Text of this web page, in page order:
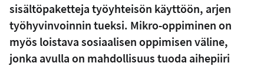
sisältöpaketteja työyhteisön käyttöön, arjen
työhyvinvoinnin tueksi. Mikro-oppiminen on
myös loistava sosiaalisen oppimisen väline,
jonka avulla on mahdollisuus tuoda aihepiiri